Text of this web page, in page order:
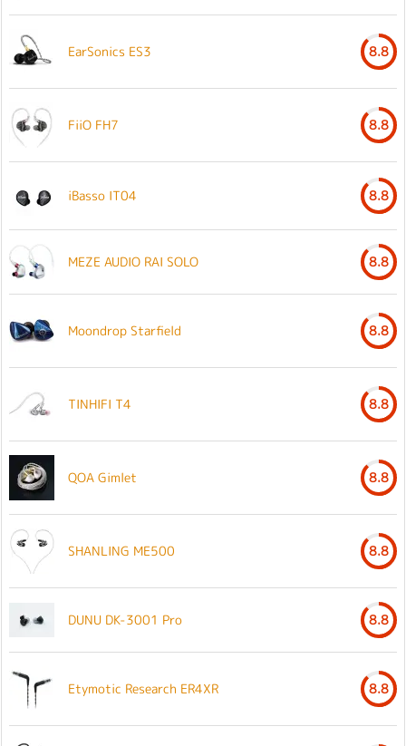
EarSonics ES3 8.8
FiiO FH7 8.8
iBasso IT04 8.8
MEZE AUDIO RAI SOLO 8.8
Moondrop Starfield 8.8
TINHIFI T4 8.8
QOA Gimlet 8.8
SHANLING ME500 8.8
DUNU DK-3001 Pro 8.8
Etymotic Research ER4XR 8.8